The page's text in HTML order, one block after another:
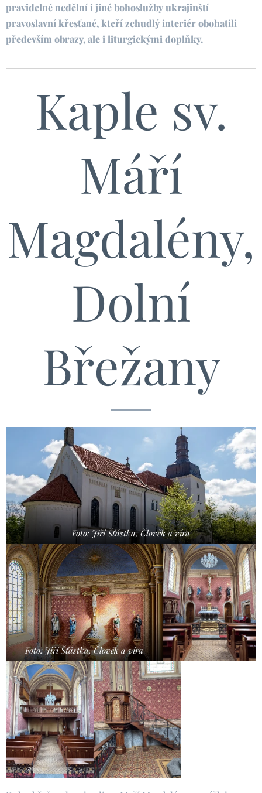
pravidelné nedělní i jiné bohoslužby ukrajinští
pravoslavní křesťané, kteří zchudlý interiér obohatili
především obrazy, ale i liturgickými doplňky.
Kaple sv.
Máří
Magdalény,
Dolní
Břežany
Foto: Jiří Šťástka, Člověk a víra
Foto: Jiří Šťástka, Člověk a víra